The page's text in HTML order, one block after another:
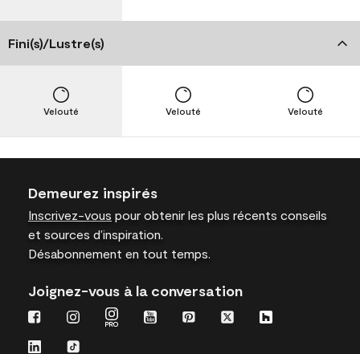
Fini(s)/Lustre(s)
Velouté Velouté Velouté
Demeurez inspirés
Inscrivez-vous pour obtenir les plus récents conseils
et sources d’inspiration.
Désabonnement en tout temps.
Joignez-vous à la conversation